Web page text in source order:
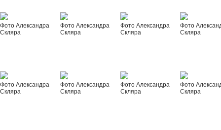
Фото Александра
Скляра
Фото Александра
Скляра
Фото Александра
Скляра
Фото
Скляра
Фото Александра
Скляра
Фото Александра
Скляра
Фото Александра
Скляра
Фото
Скляра